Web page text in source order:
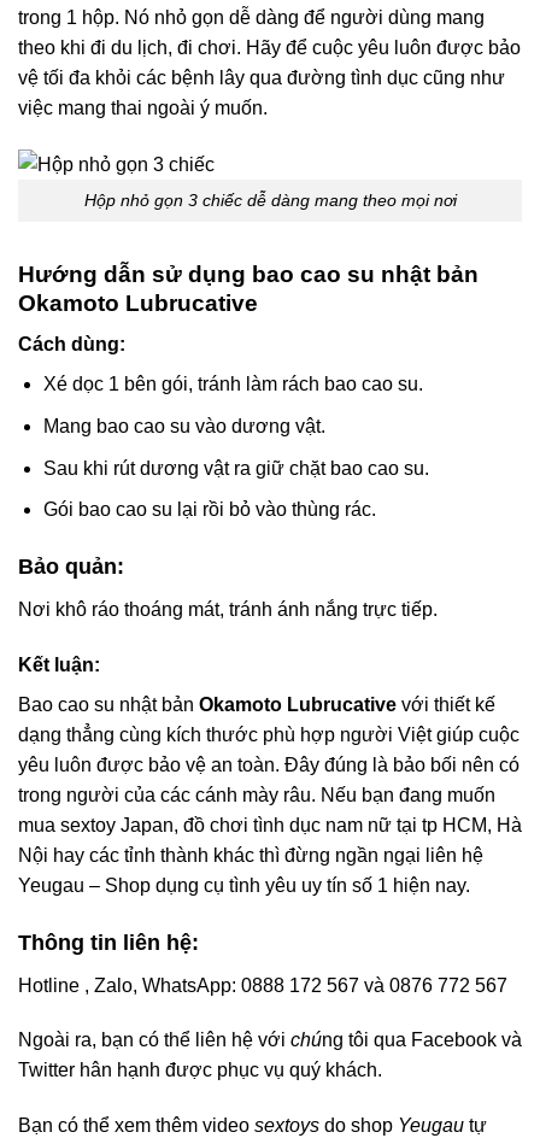
trong 1 hộp. Nó nhỏ gọn dễ dàng để người dùng mang
theo khi đi du lịch, đi chơi. Hãy để cuộc yêu luôn được bảo
vệ tối đa khỏi các bệnh lây qua đường tình dục cũng như
việc mang thai ngoài ý muốn.
Hộp nhỏ gọn 3 chiếc dễ dàng mang theo mọi nơi
Hướng dẫn sử dụng bao cao su nhật bản
Okamoto Lubrucative
Cách dùng:
Xé dọc 1 bên gói, tránh làm rách bao cao su.
Mang bao cao su vào dương vật.
Sau khi rút dương vật ra giữ chặt bao cao su.
Gói bao cao su lại rồi bỏ vào thùng rác.
Bảo quản:
Nơi khô ráo thoáng mát, tránh ánh nắng trực tiếp.
Kết luận:
Bao cao su nhật bản Okamoto Lubrucative với thiết kế
dạng thẳng cùng kích thước phù hợp người Việt giúp cuộc
yêu luôn được bảo vệ an toàn. Đây đúng là bảo bối nên có
trong người của các cánh mày râu. Nếu bạn đang muốn
mua sextoy Japan, đồ chơi tình dục nam nữ tại tp HCM, Hà
Nội hay các tỉnh thành khác thì đừng ngần ngại liên hệ
Yeugau – Shop dụng cụ tình yêu uy tín số 1 hiện nay.
Thông tin liên hệ:
Hotline , Zalo, WhatsApp: 0888 172 567 và 0876 772 567
Ngoài ra, bạn có thể liên hệ với chúng tôi qua Facebook và
Twitter hân hạnh được phục vụ quý khách.
Bạn có thể xem thêm video sextoys do shop Yeugau tự